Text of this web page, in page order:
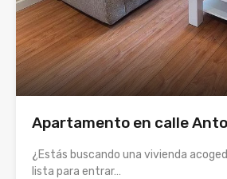
Apartamento en calle
¿Estás buscando una vivienda
lista para entrar…